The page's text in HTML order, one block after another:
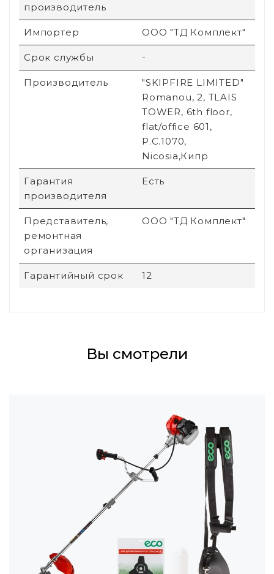
производитель
Импортер ООО "ТД Комплект"
Срок службы -
Производитель
"SKIPFIRE LIMITED"
Romanou, 2, TLAIS
TOWER, 6th floor,
flat/office 601,
P.C.1070,
Nicosia,Кипр
Гарантия
производителя
Есть
Представитель,
ремонтная
организация
ООО "ТД Комплект"
Гарантийный срок 12
Вы смотрели